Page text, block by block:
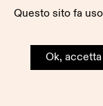
Questo sito fa
Ok,